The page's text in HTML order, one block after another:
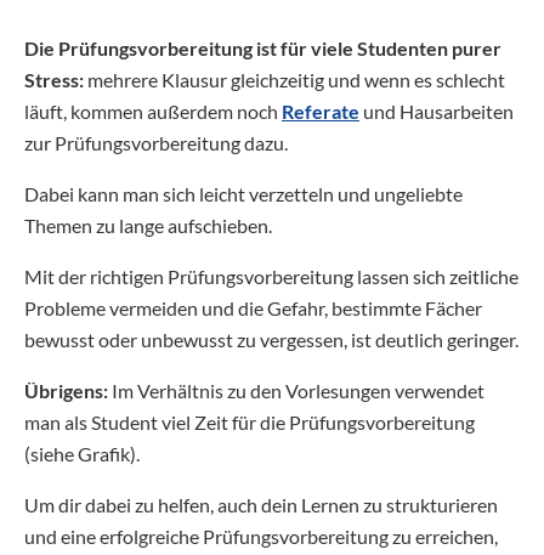
Die Prüfungsvorbereitung ist für viele Studenten purer
Stress: mehrere Klausur gleichzeitig und wenn es schlecht
läuft, kommen außerdem noch Referate und Hausarbeiten
zur Prüfungsvorbereitung dazu.
Dabei kann man sich leicht verzetteln und ungeliebte
Themen zu lange aufschieben.
Mit der richtigen Prüfungsvorbereitung lassen sich zeitliche
Probleme vermeiden und die Gefahr, bestimmte Fächer
bewusst oder unbewusst zu vergessen, ist deutlich geringer.
Übrigens: Im Verhältnis zu den Vorlesungen verwendet
man als Student viel Zeit für die Prüfungsvorbereitung
(siehe Grafik).
Um dir dabei zu helfen, auch dein Lernen zu strukturieren
und eine erfolgreiche Prüfungsvorbereitung zu erreichen,